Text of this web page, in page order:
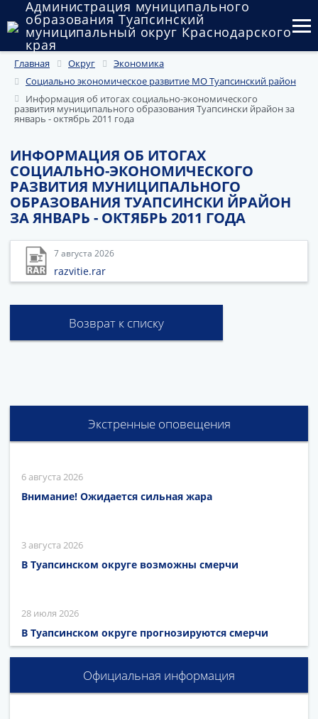
Администрация муниципального
образования Туапсинский
муниципальный округ Краснодарского
края
Округ
Администрация
Муниципальные закупки
Государственный и муниципальный контроль
Муниципальное имущество
Публичные слушания и общественные обсуждения
Документы
Главная Округ
Экономика
Социально экономическое развитие МО Туапсинский район
Информация об итогах социально-экономического
развития муниципального образования Туапсински йрайон за
январь - октябрь 2011 года
ИНФОРМАЦИЯ ОБ ИТОГАХ
СОЦИАЛЬНО-ЭКОНОМИЧЕСКОГО
РАЗВИТИЯ МУНИЦИПАЛЬНОГО
ОБРАЗОВАНИЯ ТУАПСИНСКИ ЙРАЙОН
ЗА ЯНВАРЬ - ОКТЯБРЬ 2011 ГОДА
7 августа 2026
razvitie.rar
Возврат к списку
Экстренные оповещения
6 августа 2026
Внимание! Ожидается сильная жара
3 августа 2026
В Туапсинском округе возможны смерчи
28 июля 2026
В Туапсинском округе прогнозируются смерчи
Официальная информация